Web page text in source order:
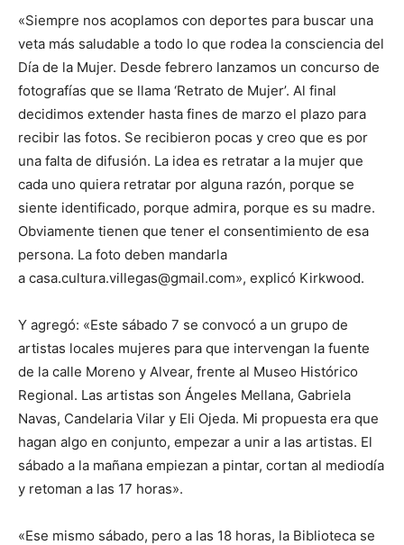
«Siempre nos acoplamos con deportes para buscar una
veta más saludable a todo lo que rodea la consciencia del
Día de la Mujer. Desde febrero lanzamos un concurso de
fotografías que se llama ‘Retrato de Mujer’. Al final
decidimos extender hasta fines de marzo el plazo para
recibir las fotos. Se recibieron pocas y creo que es por
una falta de difusión. La idea es retratar a la mujer que
cada uno quiera retratar por alguna razón, porque se
siente identificado, porque admira, porque es su madre.
Obviamente tienen que tener el consentimiento de esa
persona. La foto deben mandarla
a casa.cultura.villegas@gmail.com», explicó Kirkwood.
Y agregó: «Este sábado 7 se convocó a un grupo de
artistas locales mujeres para que intervengan la fuente
de la calle Moreno y Alvear, frente al Museo Histórico
Regional. Las artistas son Ángeles Mellana, Gabriela
Navas, Candelaria Vilar y Eli Ojeda. Mi propuesta era que
hagan algo en conjunto, empezar a unir a las artistas. El
sábado a la mañana empiezan a pintar, cortan al mediodía
y retoman a las 17 horas».
«Ese mismo sábado, pero a las 18 horas, la Biblioteca se